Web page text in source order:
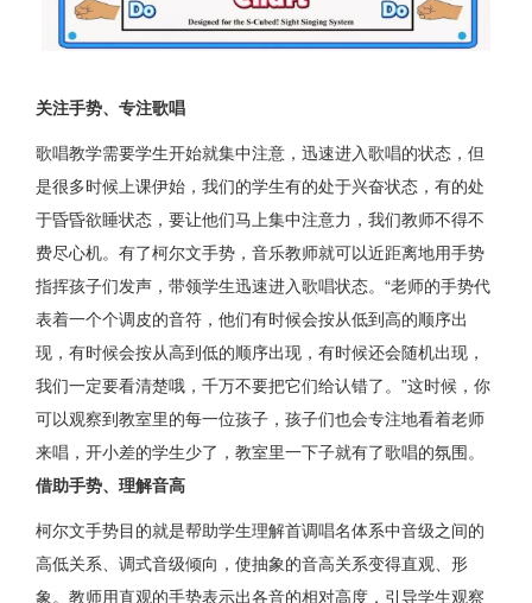
关注手势、专注歌唱
歌唱教学需要学生开始就集中注意，迅速进入歌唱的状态，但
是很多时候上课伊始，我们的学生有的处于兴奋状态，有的处
于昏昏欲睡状态，要让他们马上集中注意力，我们教师不得不
费尽心机。有了柯尔文手势，音乐教师就可以近距离地用手势
指挥孩子们发声，带领学生迅速进入歌唱状态。“老师的手势代
表着一个个调皮的音符，他们有时候会按从低到高的顺序出
现，有时候会按从高到低的顺序出现，有时候还会随机出现，
我们一定要看清楚哦，千万不要把它们给认错了。”这时候，你
可以观察到教室里的每一位孩子，孩子们也会专注地看着老师
来唱，开小差的学生少了，教室里一下子就有了歌唱的氛围。
借助手势、理解音高
柯尔文手势目的就是帮助学生理解首调唱名体系中音级之间的
高低关系、调式音级倾向，使抽象的音高关系变得直观、形
象。教师用直观的手势表示出各音的相对高度，引导学生观察